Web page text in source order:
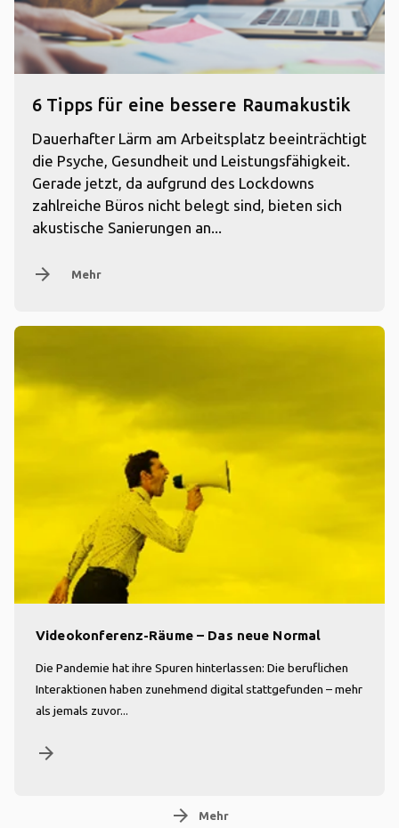
6 Tipps für eine bessere Raumakustik
Dauerhafter Lärm am Arbeitsplatz beeinträchtigt
die Psyche, Gesundheit und Leistungsfähigkeit.
Gerade jetzt, da aufgrund des Lockdowns
zahlreiche Büros nicht belegt sind, bieten sich
akustische Sanierungen an...
arrow_forward Mehr
Videokonferenz-Räume – Das neue Normal
Die Pandemie hat ihre Spuren hinterlassen: Die beruflichen
Interaktionen haben zunehmend digital stattgefunden – mehr
als jemals zuvor...
arrow_forward
arrow_forward Mehr